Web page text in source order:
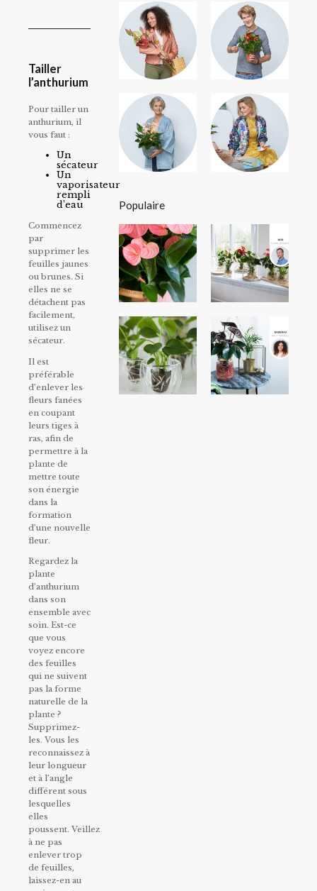
Tailler
l’anthurium
Pour tailler un
anthurium, il
vous faut :
Un
sécateur
Un
vaporisateur
rempli
d’eau
Commencez
par
supprimer les
feuilles jaunes
ou brunes. Si
elles ne se
détachent pas
facilement,
utilisez un
sécateur.
Il est
préférable
d’enlever les
fleurs fanées
en coupant
leurs tiges à
ras, afin de
permettre à la
plante de
mettre toute
son énergie
dans la
formation
d’une nouvelle
fleur.
Regardez la
plante
d’anthurium
dans son
ensemble avec
soin. Est-ce
que vous
voyez encore
des feuilles
qui ne suivent
pas la forme
naturelle de la
plante ?
Supprimez-
les. Vous les
reconnaissez à
leur longueur
et à l’angle
différent sous
lesquelles
elles
poussent. Veillez
à ne pas
enlever trop
de feuilles,
laissez-en au
Populaire